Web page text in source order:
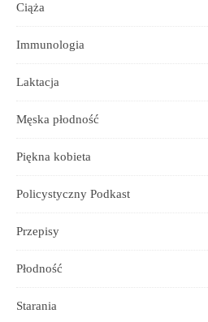
Ciąża
Immunologia
Laktacja
Męska płodność
Piękna kobieta
Policystyczny Podkast
Przepisy
Płodność
Starania